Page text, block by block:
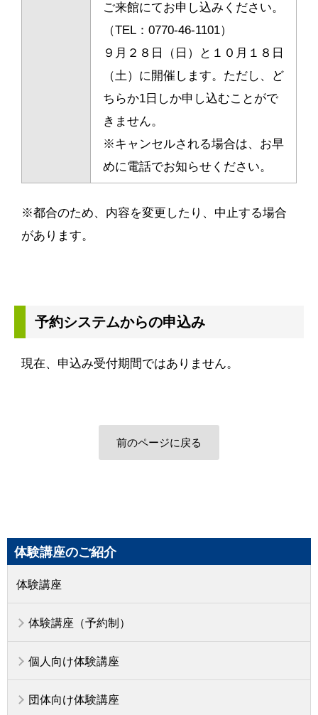
ご来館にてお申し込みください。
（TEL：0770-46-1101）
９月２８日（日）と１０月１８日
（土）に開催します。ただし、ど
ちらか1日しか申し込むことがで
きません。
※キャンセルされる場合は、お早
めに電話でお知らせください。
※都合のため、内容を変更したり、中止する場合
があります。
予約システムからの申込み
現在、申込み受付期間ではありません。
前のページに戻る
体験講座のご紹介
体験講座
体験講座（予約制）
個人向け体験講座
団体向け体験講座